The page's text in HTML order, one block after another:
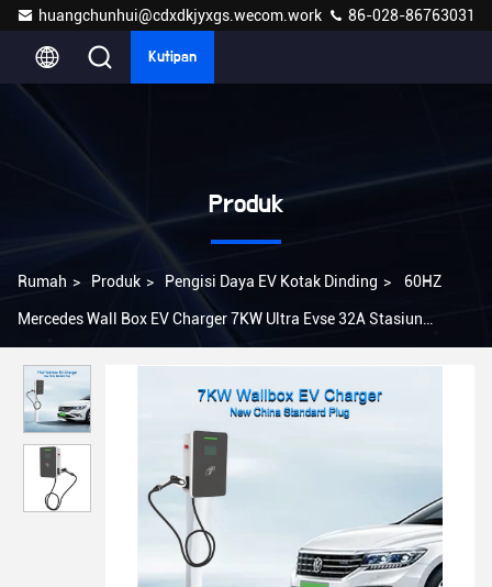
huangchunhui@cdxdkjyxgs.wecom.work 86-028-86763031
Kutipan
Produk
Rumah > Produk > Pengisi Daya EV Kotak Dinding > 60HZ
Mercedes Wall Box EV Charger 7KW Ultra Evse 32A Stasiun